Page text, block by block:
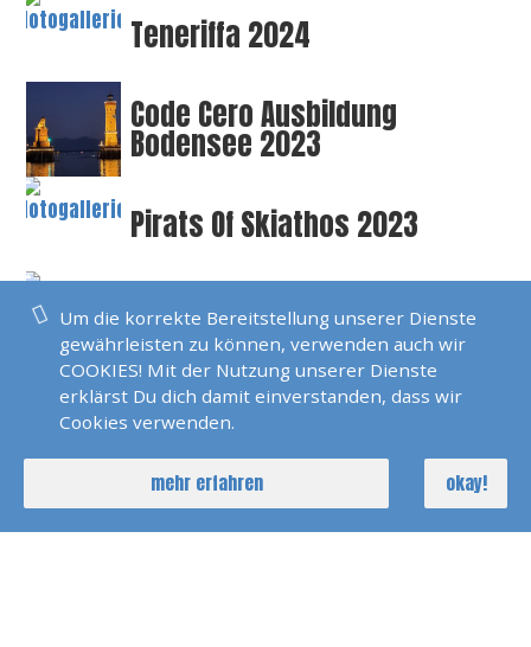
Teneriffa 2024
Code Cero Ausbildung
Bodensee 2023
Pirats Of Skiathos 2023
Karibik Windwards 2023
Bodensee Skippertraining
2022
Pirats Of Sardinia 2022
Um die korrekte Bereitstellung unserer Dienste
gewährleisten zu können, verwenden auch wir
COOKIES! Mit der Nutzung unserer Dienste
erklärst Du dich damit einverstanden, dass wir
Cookies verwenden.
mehr erfahren okay!